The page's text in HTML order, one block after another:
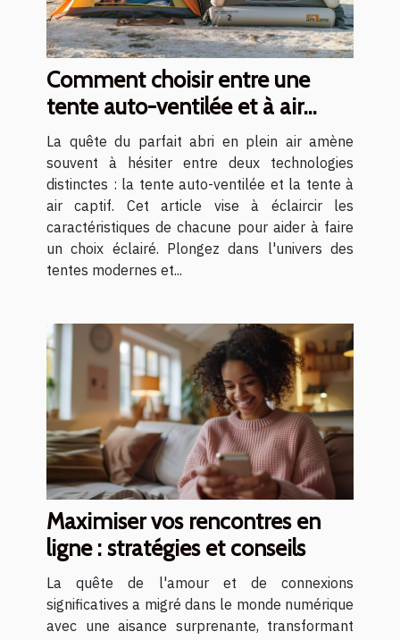
Comment choisir entre une
tente auto-ventilée et à air
captif
La quête du parfait abri en plein air amène
souvent à hésiter entre deux technologies
distinctes : la tente auto-ventilée et la tente à
air captif. Cet article vise à éclaircir les
caractéristiques de chacune pour aider à faire
un choix éclairé. Plongez dans l'univers des
tentes modernes et...
Maximiser vos rencontres en
ligne : stratégies et conseils
La quête de l'amour et de connexions
significatives a migré dans le monde numérique
avec une aisance surprenante, transformant